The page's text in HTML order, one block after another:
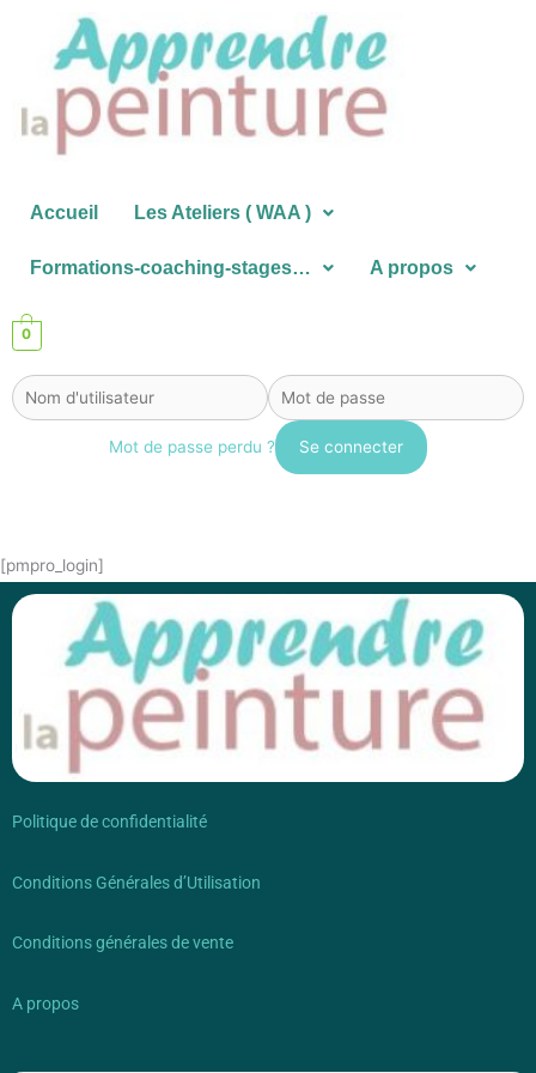
contenu
Accueil Les Ateliers ( WAA )
Formations-coaching-stages… A propos
0
Mot de passe perdu ?
[pmpro_login]
Politique de confidentialité
Conditions Générales d’Utilisation
Conditions générales de vente
A propos